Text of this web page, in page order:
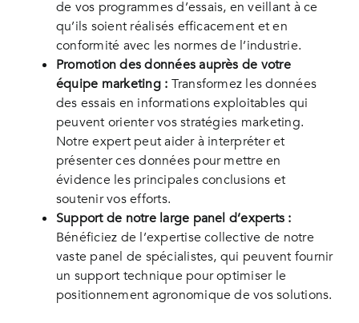
de vos programmes d’essais, en veillant à ce
qu’ils soient réalisés efficacement et en
conformité avec les normes de l’industrie.
Promotion des données auprès de votre
équipe marketing : Transformez les données
des essais en informations exploitables qui
peuvent orienter vos stratégies marketing.
Notre expert peut aider à interpréter et
présenter ces données pour mettre en
évidence les principales conclusions et
soutenir vos efforts.
Support de notre large panel d’experts :
Bénéficiez de l’expertise collective de notre
vaste panel de spécialistes, qui peuvent fournir
un support technique pour optimiser le
positionnement agronomique de vos solutions.